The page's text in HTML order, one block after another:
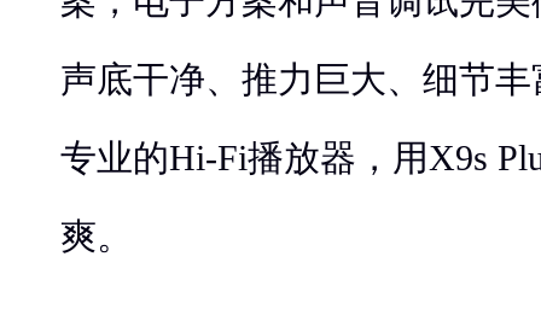
声底干净、推力巨大、细节
专业的Hi-Fi播放器，用X9s
爽。